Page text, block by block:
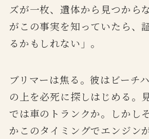
ズが一枚、遺体から見つから
がこの事実を知っていたら、
るかもしれない」。
ブリマーは焦る。彼はビーチ
の上を必死に探しはじめる。
では車のトランクか。しかし
かこのタイミングでエンジン